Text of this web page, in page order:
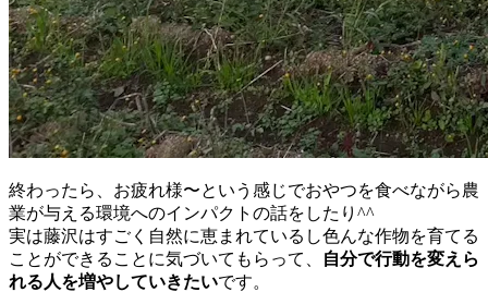
終わったら、お疲れ様〜という感じでおやつを食べながら農
業が与える環境へのインパクトの話をしたり^^
実は藤沢はすごく自然に恵まれているし色んな作物を育てる
ことができることに気づいてもらって、
自分で行動を変えら
れる人を増やしていきたいです。